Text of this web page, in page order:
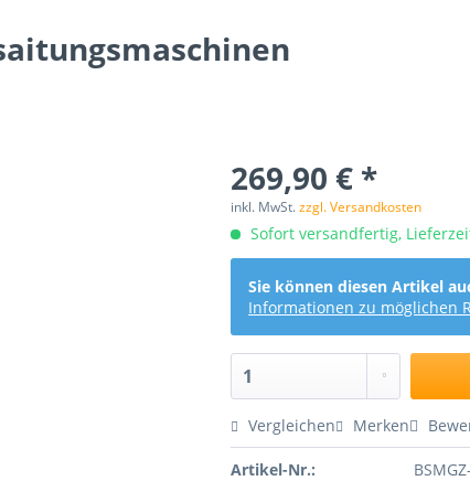
269,90 € *
inkl. MwSt.zzgl. Versandkosten
Sofort versandfertig,
Sie können diesen Artikel
Informationen zu möglichen
Vergleichen Merken
Artikel-Nr.: